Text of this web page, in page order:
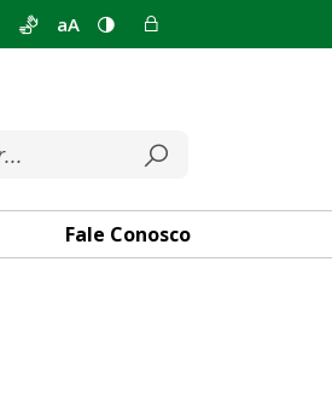
aA
Fale Conosco